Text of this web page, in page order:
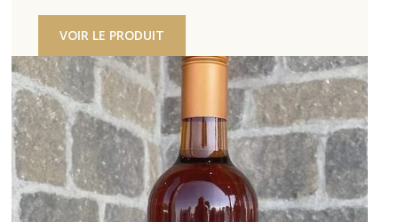
VOIR LE PRODUIT